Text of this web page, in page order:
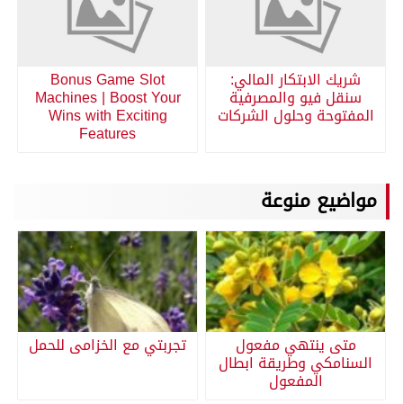
شريك الابتكار المالي:
سنقل فيو والمصرفية
المفتوحة وحلول الشركات
Bonus Game Slot
Machines | Boost Your
Wins with Exciting
Features
مواضيع منوعة
متى ينتهي مفعول
السنامكي وطريقة ابطال
المفعول
تجربتي مع الخزامى للحمل